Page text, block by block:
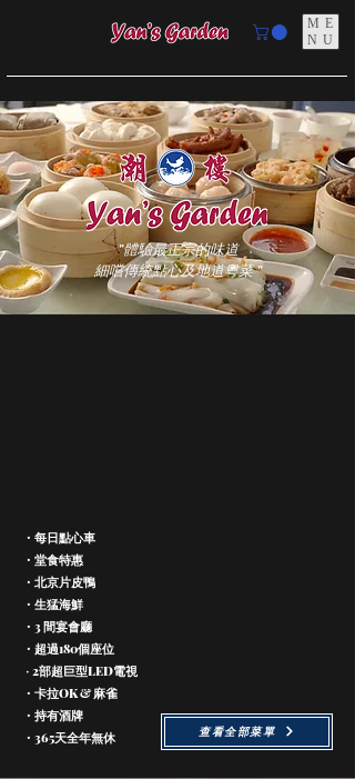
ME
NU
"體驗最正宗的味道
細嚐傳統點心及地道粵菜 "
・每日點心車
・堂食特惠
・北京片皮鴨
・生猛海鮮
・3 間宴會廳
・超過180個座位
・ 2部超巨型LED電視
・ 卡拉OK & 麻雀
・持有酒牌
・365天全年無休
查看全部菜單